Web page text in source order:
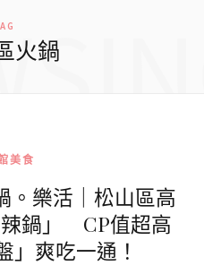
火鍋
美食
。樂活｜松山區高
鍋」 CP值超高
」爽吃一通！